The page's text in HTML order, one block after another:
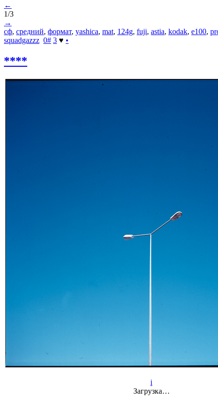
←
1/3
→
сф, средний, формат, yashica, mat, 124g, fuji, astia, kodak, e100,
squadgazzz 0# 3 ♥ •
****
i
Загрузка…